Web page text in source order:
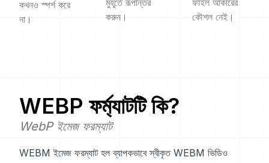
কখনও স্পর্শ করে
না।
মুহূর্তে রূপান্তর
করুন।
ফাইল আকারের
কৌশল নেই।
WEBP ফর্ম্যাটটি কি?
WebP ইমেজ ফরম্যাট
WEBM ইমেজ ফরম্যাট হল ব্যাপকভাবে স্বীকৃত WEBM ভিডিও